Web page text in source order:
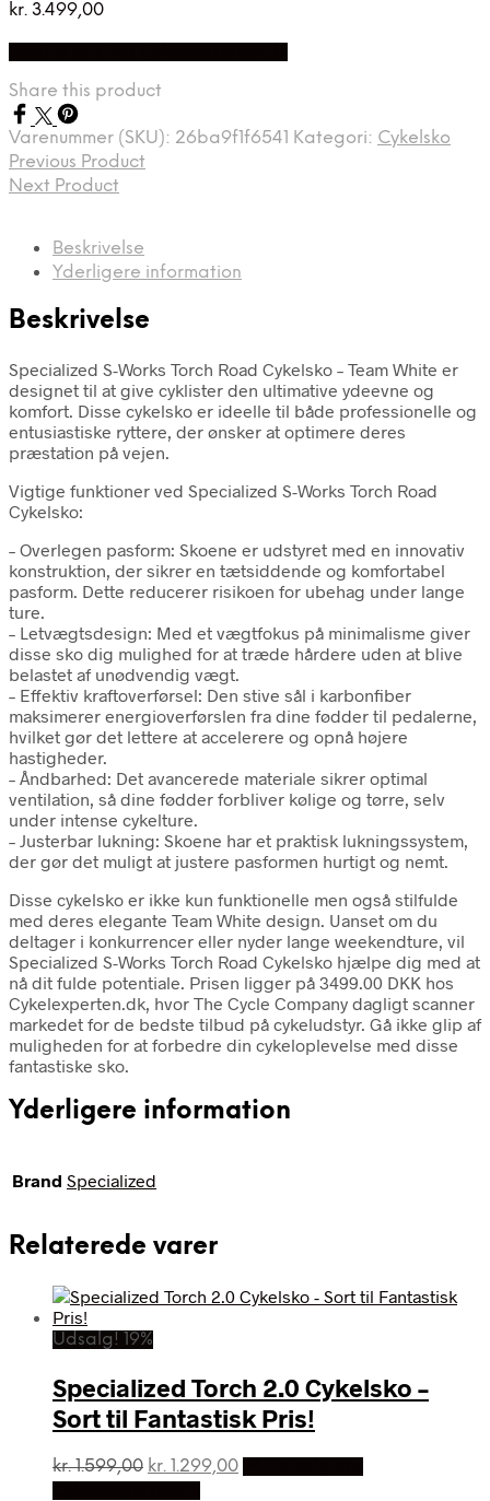
kr. 3.499,00
Share this product
Varenummer (SKU): 26ba9f1f6541 Kategori: Cykelsko
Previous Product
Next Product
Beskrivelse
Yderligere information
Beskrivelse
Specialized S-Works Torch Road Cykelsko – Team White er
designet til at give cyklister den ultimative ydeevne og
komfort. Disse cykelsko er ideelle til både professionelle og
entusiastiske ryttere, der ønsker at optimere deres
præstation på vejen.
Vigtige funktioner ved Specialized S-Works Torch Road
Cykelsko:
– Overlegen pasform: Skoene er udstyret med en innovativ
konstruktion, der sikrer en tætsiddende og komfortabel
pasform. Dette reducerer risikoen for ubehag under lange
ture.
– Letvægtsdesign: Med et vægtfokus på minimalisme giver
disse sko dig mulighed for at træde hårdere uden at blive
belastet af unødvendig vægt.
– Effektiv kraftoverførsel: Den stive sål i karbonfiber
maksimerer energioverførslen fra dine fødder til pedalerne,
hvilket gør det lettere at accelerere og opnå højere
hastigheder.
– Åndbarhed: Det avancerede materiale sikrer optimal
ventilation, så dine fødder forbliver kølige og tørre, selv
under intense cykelture.
– Justerbar lukning: Skoene har et praktisk lukningssystem,
der gør det muligt at justere pasformen hurtigt og nemt.
Disse cykelsko er ikke kun funktionelle men også stilfulde
med deres elegante Team White design. Uanset om du
deltager i konkurrencer eller nyder lange weekendture, vil
Specialized S-Works Torch Road Cykelsko hjælpe dig med at
nå dit fulde potentiale. Prisen ligger på 3499.00 DKK hos
Cykelexperten.dk, hvor The Cycle Company dagligt scanner
markedet for de bedste tilbud på cykeludstyr. Gå ikke glip af
muligheden for at forbedre din cykeloplevelse med disse
fantastiske sko.
Yderligere information
Brand Specialized
Relaterede varer
Udsalg! 19%
Specialized Torch 2.0 Cykelsko –
Sort til Fantastisk Pris!
kr.1.599,00 Den
oprindelige
kr. 1.299,00Den